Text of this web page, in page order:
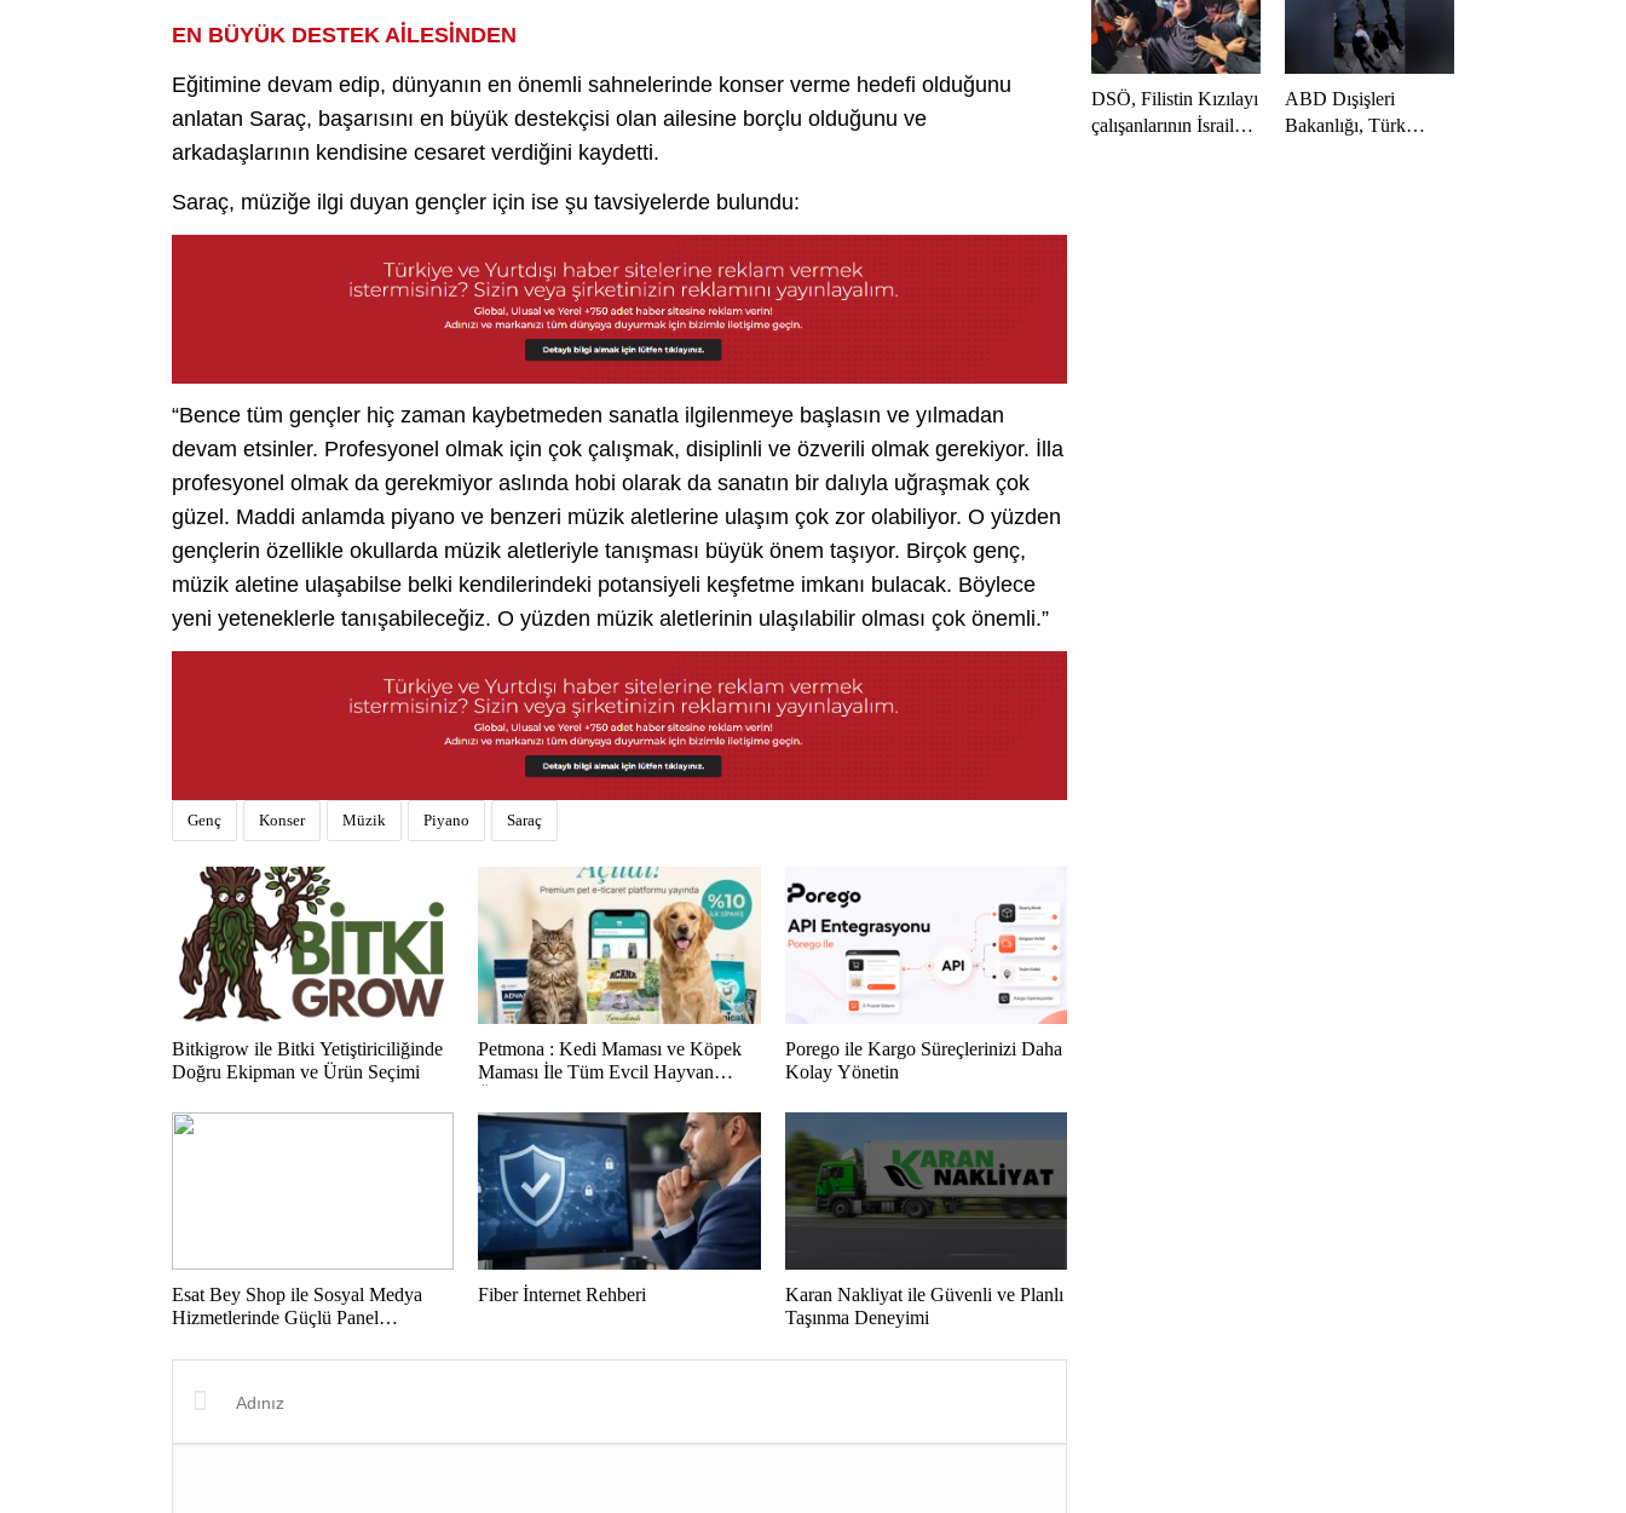
EN BÜYÜK DESTEK AİLESİNDEN
Eğitimine devam edip, dünyanın en önemli sahnelerinde konser verme hedefi olduğunu
anlatan Saraç, başarısını en büyük destekçisi olan ailesine borçlu olduğunu ve
arkadaşlarının kendisine cesaret verdiğini kaydetti.
Saraç, müziğe ilgi duyan gençler için ise şu tavsiyelerde bulundu:
“Bence tüm gençler hiç zaman kaybetmeden sanatla ilgilenmeye başlasın ve yılmadan
devam etsinler. Profesyonel olmak için çok çalışmak, disiplinli ve özverili olmak gerekiyor. İlla
profesyonel olmak da gerekmiyor aslında hobi olarak da sanatın bir dalıyla uğraşmak çok
güzel. Maddi anlamda piyano ve benzeri müzik aletlerine ulaşım çok zor olabiliyor. O yüzden
gençlerin özellikle okullarda müzik aletleriyle tanışması büyük önem taşıyor. Birçok genç,
müzik aletine ulaşabilse belki kendilerindeki potansiyeli keşfetme imkanı bulacak. Böylece
yeni yeteneklerle tanışabileceğiz. O yüzden müzik aletlerinin ulaşılabilir olması çok önemli.”
Genç Konser Müzik Piyano Saraç
Bitkigrow ile Bitki Yetiştiriciliğinde
Doğru Ekipman ve Ürün Seçimi
Petmona : Kedi Maması ve Köpek
Maması İle Tüm Evcil Hayvan
Porego ile Kargo Süreçlerinizi Daha
Kolay Yönetin
Esat Bey Shop ile Sosyal Medya
Hizmetlerinde Güçlü Panel
Fiber İnternet Rehberi
Karan Nakliyat ile Güvenli ve Planlı
Taşınma Deneyimi
DSÖ, Filistin Kızılayı
çalışanlarının İsrail
ABD Dışişleri
Bakanlığı, Türk